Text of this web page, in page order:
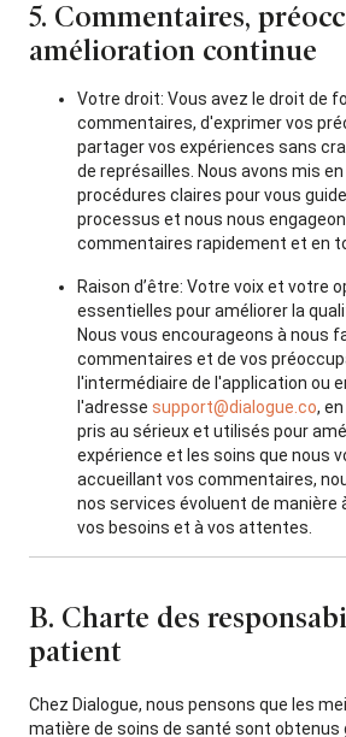
5. Commentaires,
amélioration continue
Votre droit: Vous avez le droit de
commentaires, d'exprimer vos
partager vos expériences sans
de représailles. Nous avons mis
procédures claires pour vous
processus et nous nous
commentaires rapidement et en
Raison d’être: Votre voix et votre
essentielles pour améliorer la
Nous vous encourageons à nous
commentaires et de vos
l'intermédiaire de l'application ou
l'adresse support@dialogue.co,
pris au sérieux et utilisés pour
expérience et les soins que nous
accueillant vos commentaires,
nos services évoluent de manière
vos besoins et à vos attentes.
B. Charte des
patient
Chez Dialogue, nous pensons que les
matière de soins de santé sont obtenus